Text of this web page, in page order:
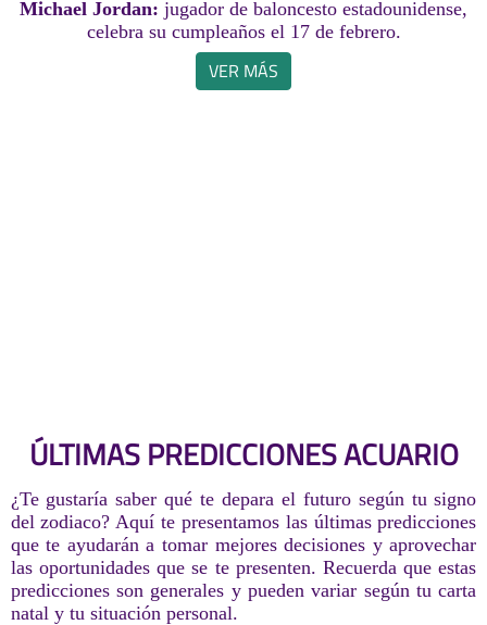
Michael Jordan: jugador de baloncesto estadounidense,
celebra su cumpleaños el 17 de febrero.
VER MÁS
ÚLTIMAS PREDICCIONES ACUARIO
¿Te gustaría saber qué te depara el futuro según tu signo
del zodiaco? Aquí te presentamos las últimas predicciones
que te ayudarán a tomar mejores decisiones y aprovechar
las oportunidades que se te presenten. Recuerda que estas
predicciones son generales y pueden variar según tu carta
natal y tu situación personal.